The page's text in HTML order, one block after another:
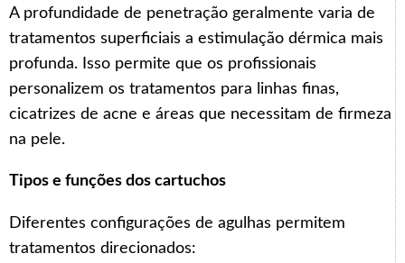
A profundidade de penetração geralmente varia de
tratamentos superficiais a estimulação dérmica mais
profunda. Isso permite que os profissionais
personalizem os tratamentos para linhas finas,
cicatrizes de acne e áreas que necessitam de firmeza
na pele.
Tipos e funções dos cartuchos
Diferentes configurações de agulhas permitem
tratamentos direcionados: